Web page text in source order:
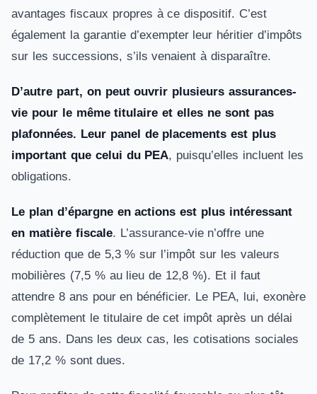
avantages fiscaux propres à ce dispositif. C’est
également la garantie d’exempter leur héritier d’impôts
sur les successions, s’ils venaient à disparaître.
D’autre part, on peut ouvrir plusieurs assurances-
vie pour le même titulaire et elles ne sont pas
plafonnées. Leur panel de placements est plus
important que celui du PEA, puisqu’elles incluent les
obligations.
Le plan d’épargne en actions est plus intéressant
en matière fiscale. L’assurance-vie n’offre une
réduction que de 5,3 % sur l’impôt sur les valeurs
mobilières (7,5 % au lieu de 12,8 %). Et il faut
attendre 8 ans pour en bénéficier. Le PEA, lui, exonère
complètement le titulaire de cet impôt après un délai
de 5 ans. Dans les deux cas, les cotisations sociales
de 17,2 % sont dues.